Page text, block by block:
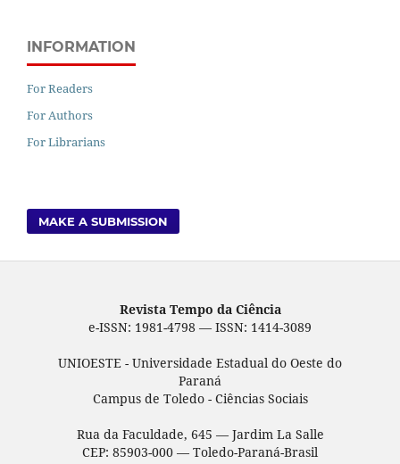
INFORMATION
For Readers
For Authors
For Librarians
MAKE A SUBMISSION
Revista Tempo da Ciência
e-ISSN: 1981-4798 — ISSN: 1414-3089
UNIOESTE - Universidade Estadual do Oeste do
Paraná
Campus de Toledo - Ciências Sociais
Rua da Faculdade, 645 — Jardim La Salle
CEP: 85903-000 — Toledo-Paraná-Brasil